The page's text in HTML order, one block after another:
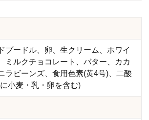
プードル、卵、生クリーム、ホワイ
ミルクチョコレート、バター、カカ
ラビーンズ、食用色素(黄4号)、二酸
小麦・乳・卵を含む)